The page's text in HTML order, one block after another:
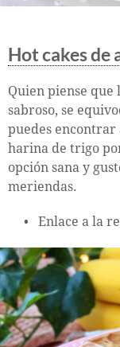
Hot cakes de
Quien piense que
sabroso, se
puedes encontrar
harina de trigo
opción sana y
meriendas.
Enlace a la